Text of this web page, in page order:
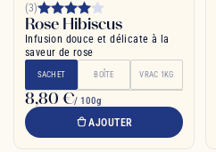
(3)
Rose Hibiscus
Infusion douce et délicate à la
saveur de rose
SACHET BOÎTE VRAC 1KG
8,80 €/ 100g
AJOUTER